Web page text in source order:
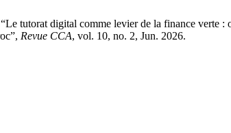
digital comme levier de la finance verte :
Revue CCA, vol. 10, no. 2, Jun. 2026.